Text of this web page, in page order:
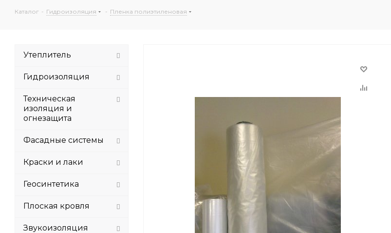
Каталог - Гидроизоляция - Пленка полиэтиленовая
Утеплитель
Гидроизоляция
Техническая
изоляция и
огнезащита
Фасадные системы
Краски и лаки
Геосинтетика
Плоская кровля
Звукоизоляция